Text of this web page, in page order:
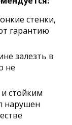
стенки,
гарантию
залезть в
не
стойким
нарушен